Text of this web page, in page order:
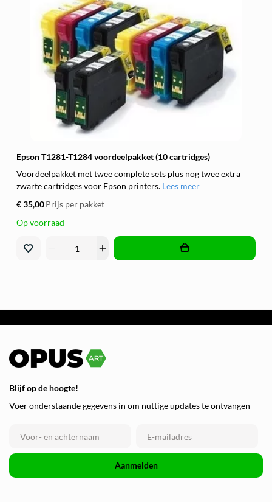
Epson T1281-T1284 voordeelpakket (10 cartridges)
Voordeelpakket met twee complete sets plus nog twee extra
zwarte cartridges voor Epson printers. Lees meer
€ 35,00Prijs per pakket
Op voorraad
add
Blijf op de hoogte!
Voer onderstaande gegevens in om nuttige updates te ontvangen
Aanmelden